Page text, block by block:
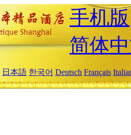
手机版
简体
日本語 한국어 Deutsch Français